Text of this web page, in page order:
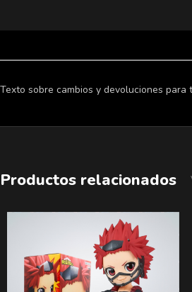
Texto sobre cambios y devoluciones para
Productos relacionados